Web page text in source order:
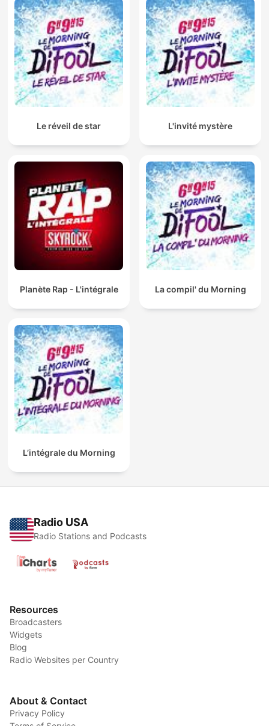
Le réveil de star L'invité mystère
Planète Rap - L'intégrale La compil' du Morning
L’intégrale du Morning
Radio USA
Radio Stations and Podcasts
Resources
Broadcasters
Widgets
Blog
Radio Websites per Country
About & Contact
Privacy Policy